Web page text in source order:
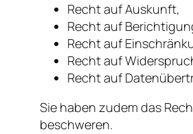
Recht auf Auskunft,
Recht auf
Recht auf
Recht auf
Recht auf
Sie haben zudem das
beschweren.